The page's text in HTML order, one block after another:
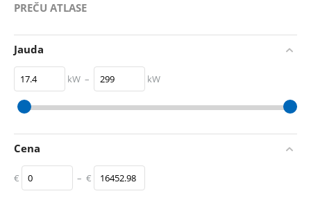
PREČU ATLASE
Jauda
kW – kW
17.4kW kW
Cena
€ – €